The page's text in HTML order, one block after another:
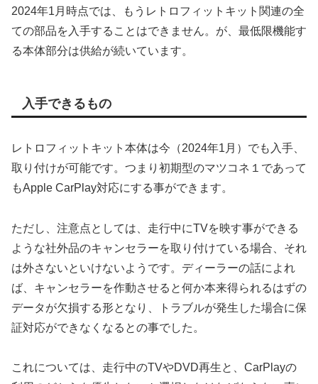
2024年1月時点では、もうレトロフィットキット関連の全
ての部品を入手することはできません。が、最低限機能す
る本体部分は供給が続いています。
入手できるもの
レトロフィットキット本体は今（2024年1月）でも入手、
取り付けが可能です。つまり初期型のマツコネ１であって
もApple CarPlay対応にする事ができます。
ただし、注意点としては、走行中にTVを映す事ができる
ような社外品のキャンセラーを取り付けている場合、それ
は外さないといけないようです。ディーラーの話によれ
ば、キャンセラーを作動させると何か本来得られるはずの
データが欠損する形となり、トラブルが発生した場合に保
証対応ができなくなるとの事でした。
これについては、走行中のTVやDVD再生と、CarPlayの